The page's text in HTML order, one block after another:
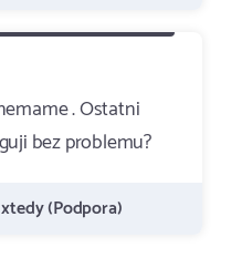
. Ostatni
bez problemu?
xtedy (Podpora)